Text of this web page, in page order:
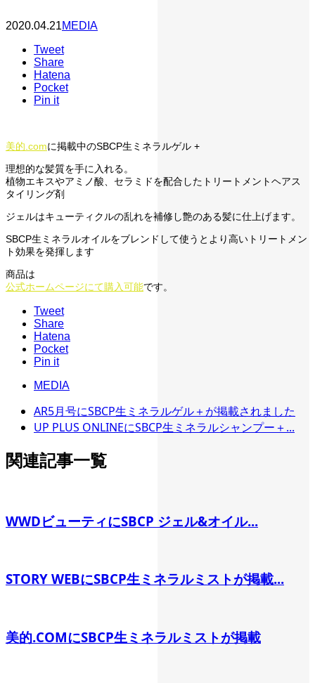
2020.04.21MEDIA
Tweet
Share
Hatena
Pocket
Pin it
美的.comに掲載中のSBCP生ミネラルゲル +
理想的な髪質を手に入れる。
植物エキスやアミノ酸、セラミドを配合したトリートメントヘアス
タイリング剤
ジェルはキューティクルの乱れを補修し艶のある髪に仕上げます。
SBCP生ミネラルオイルをブレンドして使うとより高いトリートメン
ト効果を発揮します
商品は
公式ホームページにて購入可能です。
Tweet
Share
Hatena
Pocket
Pin it
MEDIA
AR5月号にSBCP生ミネラルゲル＋が掲載されました
UP PLUS ONLINEにSBCP生ミネラルシャンプー＋...
関連記事一覧
WWDビューティにSBCP ジェル&オイル...
STORY WEBにSBCP生ミネラルミストが掲載...
美的.COMにSBCP生ミネラルミストが掲載